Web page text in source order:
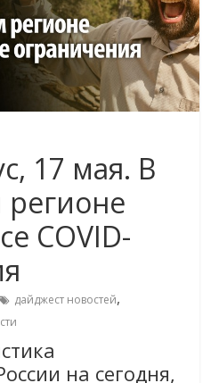
17 мая. В
регионе
COVID-
дайджест новостей,
на сегодня,